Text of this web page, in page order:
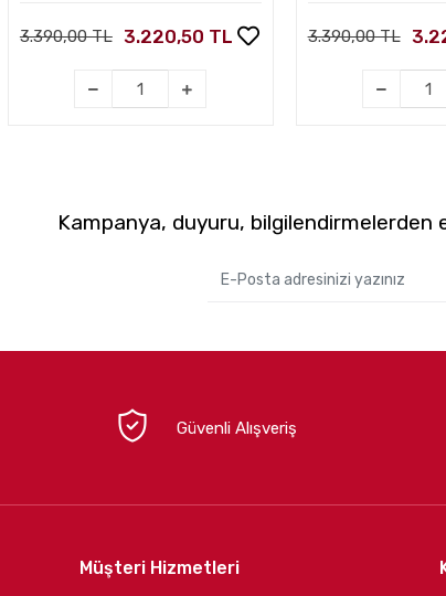
3.390,00 TL 3.220,50 TL 3.390,00 TL
Kampanya, duyuru,
Güvenli Alışveriş
Müşteri Hizmetleri